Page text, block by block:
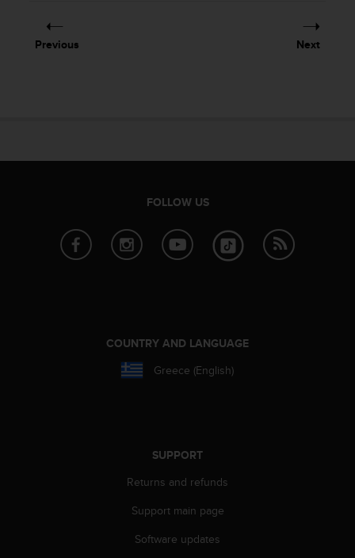
Previous Next
FOLLOW US
COUNTRY AND LANGUAGE
Greece (English)
SUPPORT
Returns and refunds
Support main page
Software updates